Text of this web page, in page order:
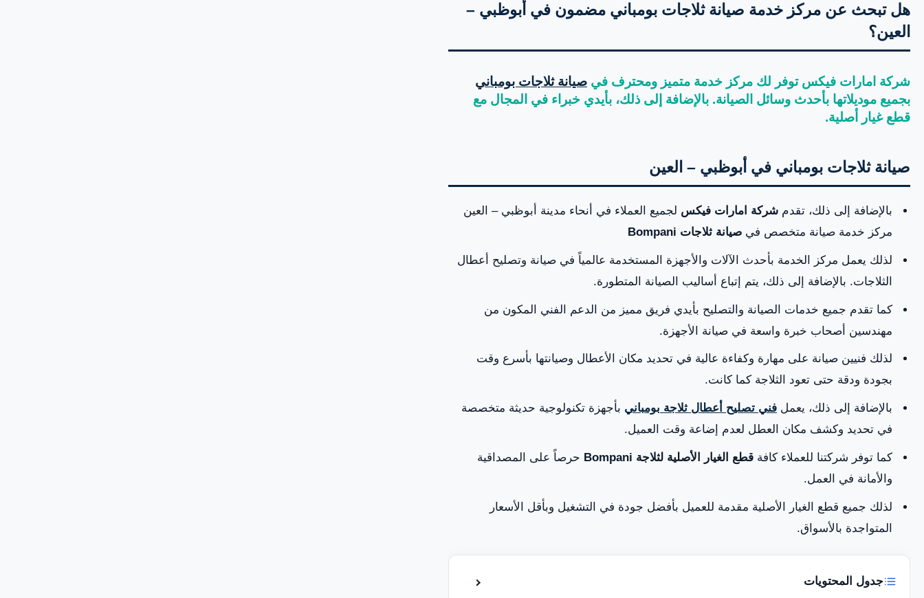
هل تبحث عن مركز خدمة صيانة ثلاجات بومباني مضمون في أبوظبي –
العين؟
شركة امارات فيكس توفر لك مركز خدمة متميز ومحترف في صيانة ثلاجات بومباني
بجميع موديلاتها بأحدث وسائل الصيانة. بالإضافة إلى ذلك، بأيدي خبراء في المجال مع
قطع غيار أصلية.
صيانة ثلاجات بومباني في أبوظبي – العين
بالإضافة إلى ذلك، تقدم شركة امارات فيكس لجميع العملاء في أنحاء مدينة أبوظبي – العين
مركز خدمة صيانة متخصص في صيانة ثلاجات Bompani
لذلك يعمل مركز الخدمة بأحدث الآلات والأجهزة المستخدمة عالمياً في صيانة وتصليح أعطال
الثلاجات. بالإضافة إلى ذلك، يتم إتباع أساليب الصيانة المتطورة.
كما تقدم جميع خدمات الصيانة والتصليح بأيدي فريق مميز من الدعم الفني المكون من
مهندسين أصحاب خبرة واسعة في صيانة الأجهزة.
لذلك فنيين صيانة على مهارة وكفاءة عالية في تحديد مكان الأعطال وصيانتها بأسرع وقت
بجودة ودقة حتى تعود الثلاجة كما كانت.
بالإضافة إلى ذلك، يعمل فني تصليح أعطال ثلاجة بومباني بأجهزة تكنولوجية حديثة متخصصة
في تحديد وكشف مكان العطل لعدم إضاعة وقت العميل.
كما توفر شركتنا للعملاء كافة قطع الغيار الأصلية لثلاجة Bompani
حرصاً على المصداقية
والأمانة في العمل.
لذلك جميع قطع الغيار الأصلية مقدمة للعميل بأفضل جودة في التشغيل وبأقل الأسعار
المتواجدة بالأسواق.
جدول المحتويات إظهار أو إخفاء جدول المحتويات